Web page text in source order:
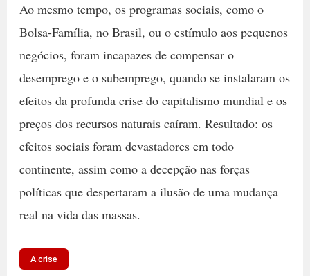
Ao mesmo tempo, os programas sociais, como o
Bolsa-Família, no Brasil, ou o estímulo aos pequenos
negócios, foram incapazes de compensar o
desemprego e o subemprego, quando se instalaram os
efeitos da profunda crise do capitalismo mundial e os
preços dos recursos naturais caíram. Resultado: os
efeitos sociais foram devastadores em todo
continente, assim como a decepção nas forças
políticas que despertaram a ilusão de uma mudança
real na vida das massas.
A crise